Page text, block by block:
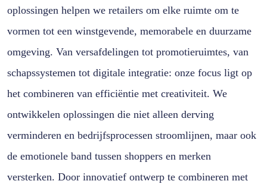
oplossingen helpen we retailers om elke ruimte om te
vormen tot een winstgevende, memorabele en duurzame
omgeving. Van versafdelingen tot promotieruimtes, van
schapssystemen tot digitale integratie: onze focus ligt op
het combineren van efficiëntie met creativiteit. We
ontwikkelen oplossingen die niet alleen derving
verminderen en bedrijfsprocessen stroomlijnen, maar ook
de emotionele band tussen shoppers en merken
versterken. Door innovatief ontwerp te combineren met